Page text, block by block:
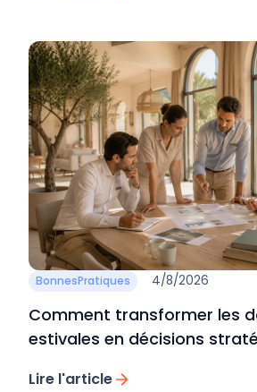
BonnesPratiques 4/8/2026
Comment transformer les
estivales en décisions
Lire l'article